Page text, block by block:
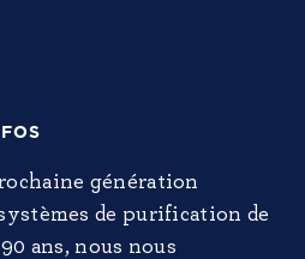
génération
de purification de
ans, nous nous